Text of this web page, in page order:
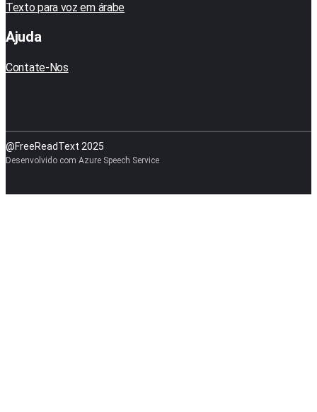
Texto para voz em árabe
Ajuda
Contate-Nos
@FreeReadText 2025
Desenvolvido com Azure Speech Service